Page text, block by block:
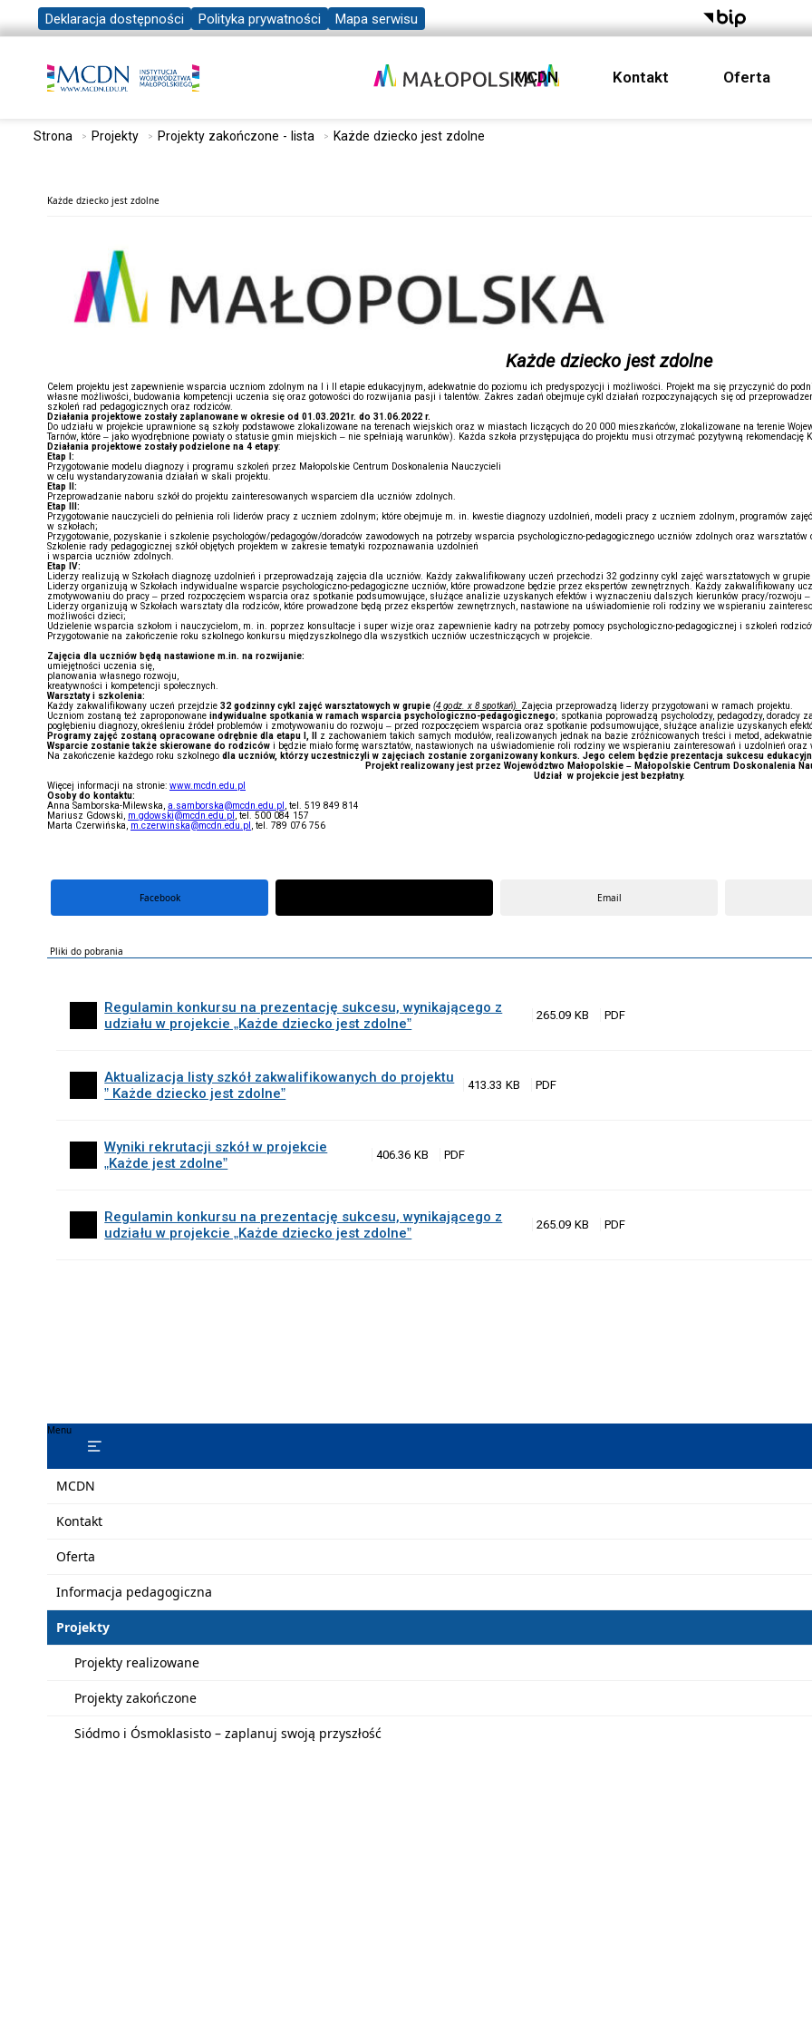
Deklaracja dostępności Polityka prywatności Mapa serwisu
MCDN Kontakt Oferta
Strona Projekty Projekty zakończone - lista Każde dziecko jest zdolne
Każde dziecko jest zdolne
Każde dziecko jest zdolne
Celem projektu jest zapewnienie wsparcia uczniom zdolnym na I i II etapie edukacyjnym, adekwatnie do poziomu ich predyspozycji i możliwości. Projekt ma się przyczynić do
własne możliwości, budowania kompetencji uczenia się oraz gotowości do rozwijania pasji i talentów. Zakres zadań obejmuje cykl działań rozpoczynających się od
szkoleń rad pedagogicznych oraz rodziców.
Działania projektowe zostały zaplanowane w okresie od 01.03.2021r. do 31.06.2022 r.
Do udziału w projekcie uprawnione są szkoły podstawowe zlokalizowane na terenach wiejskich oraz w miastach liczących do 20 000 mieszkańców, zlokalizowane na terenie
Tarnów, które – jako wyodrębnione powiaty o statusie gmin miejskich – nie spełniają warunków). Każda szkoła przystępująca do projektu musi otrzymać pozytywną rekomendację
Działania projektowe zostały podzielone na 4 etapy:
Etap I:
Przygotowanie modelu diagnozy i programu szkoleń przez Małopolskie Centrum Doskonalenia Nauczycieli
w celu wystandaryzowania działań w skali projektu.
Etap II:
Przeprowadzanie naboru szkół do projektu zainteresowanych wsparciem dla uczniów zdolnych.
Etap III:
Przygotowanie nauczycieli do pełnienia roli liderów pracy z uczniem zdolnym; które obejmuje m. in. kwestie diagnozy uzdolnień, modeli pracy z uczniem zdolnym, programów
w szkołach;
Przygotowanie, pozyskanie i szkolenie psychologów/pedagogów/doradców zawodowych na potrzeby wsparcia psychologiczno-pedagogicznego uczniów zdolnych oraz warsztatów
Szkolenie rady pedagogicznej szkół objętych projektem w zakresie tematyki rozpoznawania uzdolnień
i wsparcia uczniów zdolnych.
Etap IV:
Liderzy realizują w Szkołach diagnozę uzdolnień i przeprowadzają zajęcia dla uczniów. Każdy zakwalifikowany uczeń przechodzi 32 godzinny cykl zajęć warsztatowych w grupie
Liderzy organizują w Szkołach indywidualne wsparcie psychologiczno-pedagogiczne uczniów, które prowadzone będzie przez ekspertów zewnętrznych. Każdy zakwalifikowany
zmotywowaniu do pracy – przed rozpoczęciem wsparcia oraz spotkanie podsumowujące, służące analizie uzyskanych efektów i wyznaczeniu dalszych kierunków pracy/rozwoju
Liderzy organizują w Szkołach warsztaty dla rodziców, które prowadzone będą przez ekspertów zewnętrznych, nastawione na uświadomienie roli rodziny we wspieraniu
możliwości dzieci;
Udzielenie wsparcia szkołom i nauczycielom, m. in. poprzez konsultacje i super wizje oraz zapewnienie kadry na potrzeby pomocy psychologiczno-pedagogicznej i szkoleń
Przygotowanie na zakończenie roku szkolnego konkursu międzyszkolnego dla wszystkich uczniów uczestniczących w projekcie.
Zajęcia dla uczniów będą nastawione m.in. na rozwijanie:
umiejętności uczenia się,
planowania własnego rozwoju,
kreatywności i kompetencji społecznych.
Warsztaty i szkolenia:
Każdy zakwalifikowany uczeń przejdzie 32 godzinny cykl zajęć warsztatowych w grupie (4 godz. x 8 spotkań). Zajęcia przeprowadzą liderzy przygotowani w ramach projektu.
Uczniom zostaną też zaproponowane indywidualne spotkania w ramach wsparcia psychologiczno-pedagogicznego; spotkania poprowadzą psycholodzy, pedagodzy, doradcy
pogłębieniu diagnozy, określeniu źródeł problemów i zmotywowaniu do rozwoju – przed rozpoczęciem wsparcia oraz spotkanie podsumowujące, służące analizie uzyskanych
Programy zajęć zostaną opracowane odrębnie dla etapu I, II z zachowaniem takich samych modułów, realizowanych jednak na bazie zróżnicowanych treści i metod,
Wsparcie zostanie także skierowane do rodziców i będzie miało formę warsztatów, nastawionych na uświadomienie roli rodziny we wspieraniu zainteresowań i uzdolnień
Na zakończenie każdego roku szkolnego dla uczniów, którzy uczestniczyli w zajęciach zostanie zorganizowany konkurs. Jego celem będzie prezentacja sukcesu
Projekt realizowany jest przez Województwo Małopolskie – Małopolskie Centrum Doskonalenia
Udział w projekcie jest bezpłatny.
Więcej informacji na stronie: www.mcdn.edu.pl
Osoby do kontaktu:
Anna Samborska-Milewska, a.samborska@mcdn.edu.pl
, tel. 519 849 814
Mariusz Gdowski, m.gdowski@mcdn.edu.pl
, tel. 500 084 157
Marta Czerwińska, m.czerwinska@mcdn.edu.pl , tel. 789 076 756
Facebook Email
Pliki do pobrania
Regulamin konkursu na prezentację sukcesu, wynikającego z
udziału w projekcie „Każde dziecko jest zdolne”
265.09 KB
Aktualizacja listy szkół zakwalifikowanych do projektu
” Każde dziecko jest zdolne”
413.33 KB
Wyniki rekrutacji szkół w projekcie
„Każde jest zdolne”
406.36 KB
Regulamin konkursu na prezentację sukcesu, wynikającego z
udziału w projekcie „Każde dziecko jest zdolne”
265.09 KB
Menu
MCDN
Kontakt
Oferta
Informacja pedagogiczna
Projekty
Projekty realizowane
Projekty zakończone
Siódmo i Ósmoklasisto – zaplanuj swoją przyszłość